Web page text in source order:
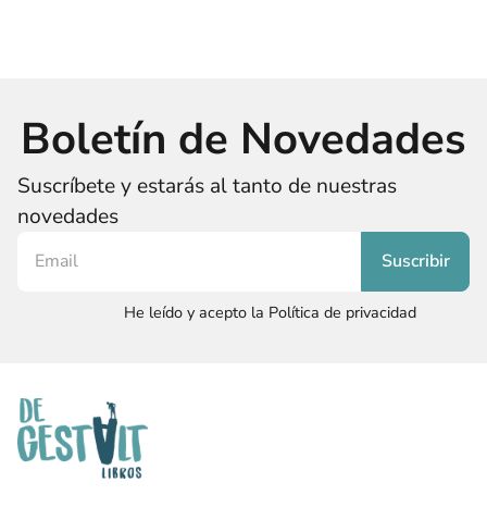
Boletín de Novedades
Suscríbete y estarás al tanto de nuestras
novedades
He leído y acepto la Política de privacidad